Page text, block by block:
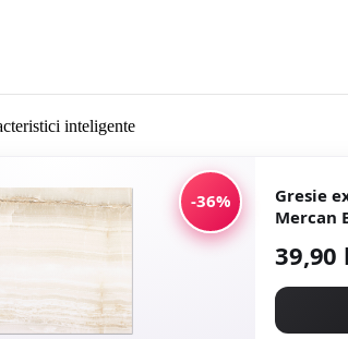
-36%
Gresie
Mercan Beige 48 x
39,90